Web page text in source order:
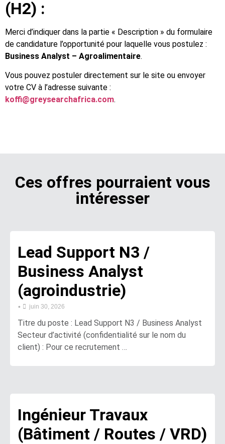
(H2) :
Merci d’indiquer dans la partie « Description » du formulaire
de candidature l’opportunité pour laquelle vous postulez :
Business Analyst – Agroalimentaire.
Vous pouvez postuler directement sur le site ou envoyer
votre CV à l’adresse suivante :
koffi@greysearchafrica.com.
Ces offres pourraient vous
intéresser
Lead Support N3 /
Business Analyst
(agroindustrie)
• juin 30, 2026
Titre du poste : Lead Support N3 / Business Analyst
Secteur d’activité (confidentialité sur le nom du
client) : Pour ce recrutement …
Ingénieur Travaux
(Bâtiment / Routes / VRD)